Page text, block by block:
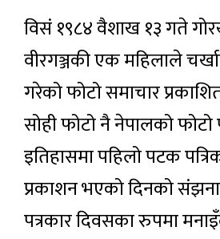
विसं १९८४ वैशाख १३ गते
वीरगञ्जकी एक महिलाले
गरेको फोटो समाचार
सोही फोटो नै नेपालको फोटो
इतिहासमा पहिलो पटक
प्रकाशनभएको दिनको
पत्रकार दिवसका रुपमा